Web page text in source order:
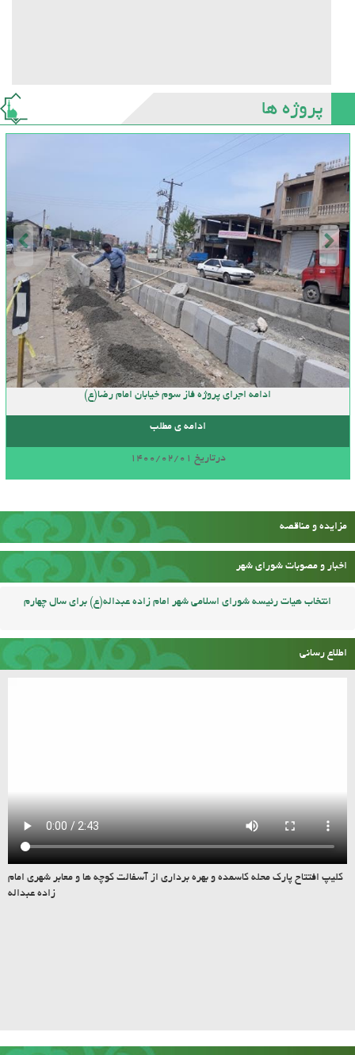
پروژه ها
ادامه اجرای پروژه فاز سوم خیابان امام رضا(ع)
ادامه ی مطلب
درتاریخ 1400/02/01
مزایده و مناقصه
اخبار و مصوبات شورای شهر
انتخاب هیات رئیسه شورای اسلامی شهر امام زاده عبداله(ع) برای سال چهارم
اطلاع رسانی
کلیپ افتتاح پارک محله کاسمده و بهره برداری از آسفالت کوچه ها و معابر شهری امام
زاده عبداله